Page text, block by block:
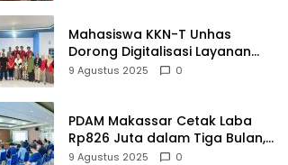
Mahasiswa KKN-T Unhas
Dorong Digitalisasi Layanan
Publik dan UMKM di Desa
9 Agustus 2025 0
PDAM Makassar Cetak Laba
Rp826 Juta dalam Tiga Bulan,
Bangkit dari Kerugian Rp5,2
9 Agustus 2025 0